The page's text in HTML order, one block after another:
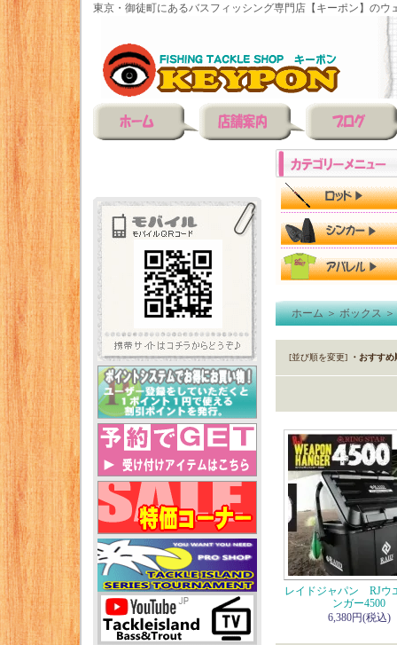
東京・御徒町にあるバスフィッシング専門店【キーポン】のウ
ホーム＞ボックス＞
[並び順を変更] ・おすすめ
レイドジャパン RJウ
ンガー4500
6,380円(税込)